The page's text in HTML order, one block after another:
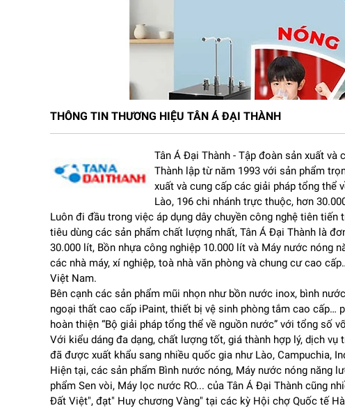
Máy lọc nước nóng nguội lạnh gia đình Tân Á Đại ThànhPlus
tạp chất, vi khuẩn, kim loại nặng và các chất ô nhiễm trong
cho nguồn nước đầu ra đạt chuẩn nước uống trực tiếp của bộ
nghệ Block giúp làm lạnh nhanh và sâu tiết kiệm điện năng
sử dụng nước cho cả gia đình suốt ngày dài mà không lo gián
THÔNG TIN THƯƠNG HIỆU TÂN Á ĐẠI THÀNH
Tân Á Đại Thành - Tập đoàn sản xuất
Thành lập từ năm 1993 với sản phẩm
xuất và cung cấp các giải pháp tổng thể
Lào, 196 chi nhánh trực thuộc, hơn
Luôn đi đầu trong việc áp dụng dây chuyền công nghệ tiên
tiêu dùng các sản phẩm chất lượng nhất, Tân Á Đại Thành là
30.000 lít, Bồn nhựa công nghiệp 10.000 lít và Máy nước nóng
các nhà máy, xí nghiệp, toà nhà văn phòng và chung cư cao
Việt Nam.
Bên cạnh các sản phẩm mũi nhọn như bồn nước inox, bình
ngoại thất cao cấp iPaint, thiết bị vệ sinh phòng tắm cao cấp…
hoàn thiện “Bộ giải pháp tổng thể về nguồn nước” với tổng
Với kiểu dáng đa dạng, chất lượng tốt, giá thành hợp lý, dịch
đã được xuất khẩu sang nhiều quốc gia như Lào, Campuchia,
Hiện tại, các sản phẩm Bình nước nóng, Máy nước nóng năng
phẩm Sen vòi, Máy lọc nước RO... của Tân Á Đại Thành cũng
Đất Việt", đạt" Huy chương Vàng" tại các kỳ Hội chợ Quốc tế